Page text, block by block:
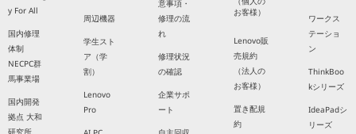
y For All
国内修理
体制
NECPC群
馬事業場
国内開発
拠点 大和
周辺機器
学生スト
ア（学
割）
Lenovo
Pro
意事項・
修理の流
れ
修理状況
の確認
企業サポ
ート
お客様）
Lenovo販
売規約
（法人の
お客様）
置き配規
約
ワークス
テーショ
ン
ThinkBoo
kシリーズ
IdeaPadシ
リーズ